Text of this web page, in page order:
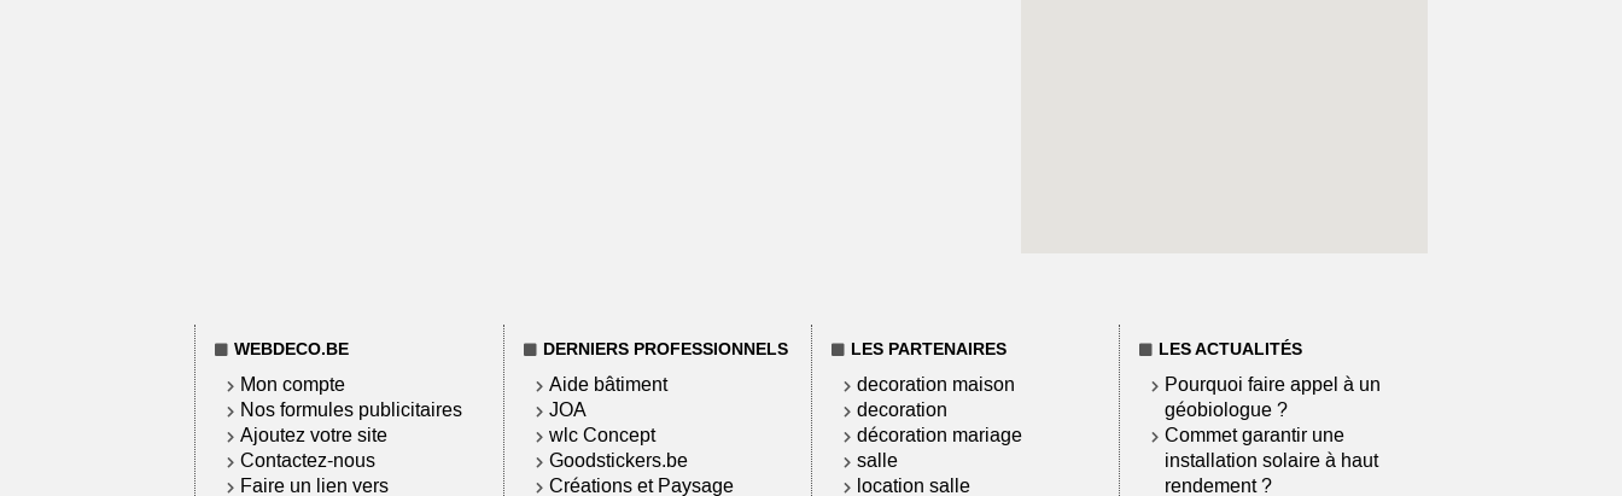
WEBDECO.BE
Mon compte
Nos formules publicitaires
Ajoutez votre site
Contactez-nous
Faire un lien vers
DERNIERS PROFESSIONNELS
Aide bâtiment
JOA
wlc Concept
Goodstickers.be
Créations et Paysage
LES PARTENAIRES
decoration maison
decoration
décoration mariage
salle
location salle
LES ACTUALITÉS
Pourquoi faire appel à un
géobiologue ?
Commet garantir une
installation solaire à haut
rendement ?